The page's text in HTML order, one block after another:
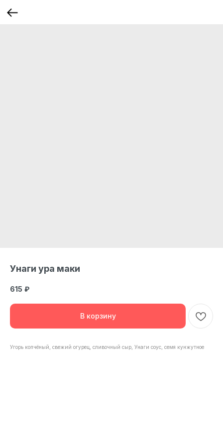
Унаги ура маки
615 ₽
В корзину
Угорь копчёный, свежий огурец, сливочный сыр, Унаги соус, семя кунжутное